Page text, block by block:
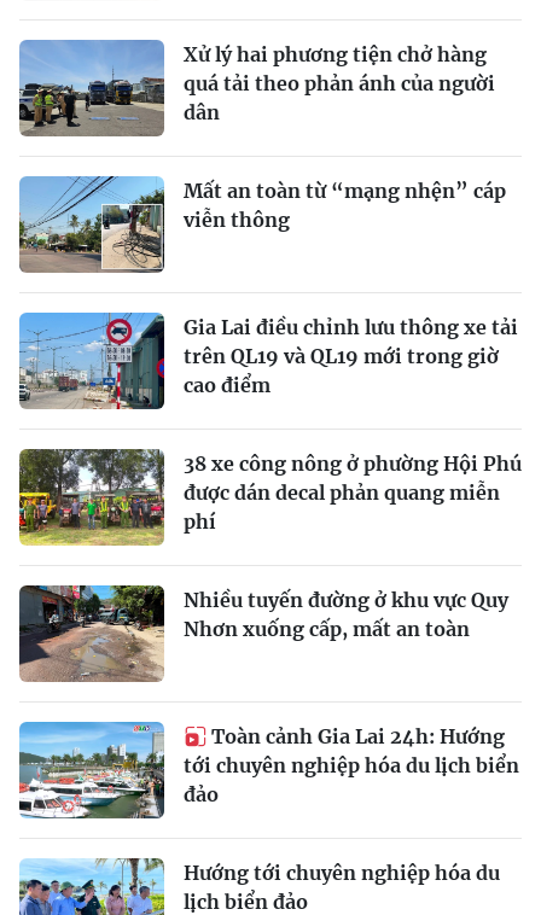
Xử lý hai phương tiện chở hàng
quá tải theo phản ánh của người
dân
Mất an toàn từ “mạng nhện” cáp
viễn thông
Gia Lai điều chỉnh lưu thông xe tải
trên QL19 và QL19 mới trong giờ
cao điểm
38 xe công nông ở phường Hội Phú
được dán decal phản quang miễn
phí
Nhiều tuyến đường ở khu vực Quy
Nhơn xuống cấp, mất an toàn
Toàn cảnh Gia Lai 24h: Hướng
tới chuyên nghiệp hóa du lịch biển
đảo
Hướng tới chuyên nghiệp hóa du
lịch biển đảo